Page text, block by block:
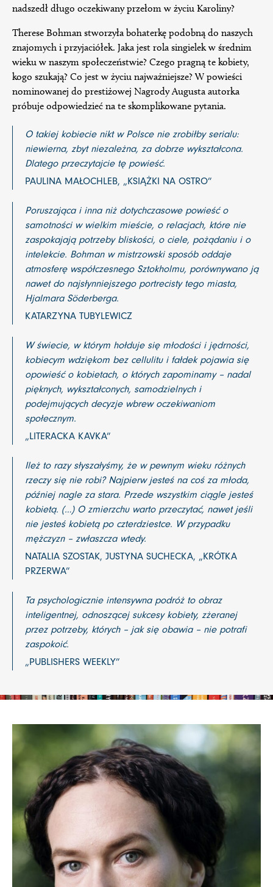
nadszedł długo oczekiwany przełom w życiu Karoliny?
Therese Bohman stworzyła bohaterkę podobną do naszych
znajomych i przyjaciółek. Jaka jest rola singielek w średnim
wieku w naszym społeczeństwie? Czego pragną te kobiety,
kogo szukają? Co jest w życiu najważniejsze? W powieści
nominowanej do prestiżowej Nagrody Augusta autorka
próbuje odpowiedzieć na te skomplikowane pytania.
O takiej kobiecie nikt w Polsce nie zrobiłby serialu:
niewierna, zbyt niezależna, za dobrze wykształcona.
Dlatego przeczytajcie tę powieść.
PAULINA MAŁOCHLEB, „KSIĄŻKI NA OSTRO”
Poruszająca i inna niż dotychczasowe powieść o
samotności w wielkim mieście, o relacjach, które nie
zaspokajają potrzeby bliskości, o ciele, pożądaniu i o
intelekcie. Bohman w mistrzowski sposób oddaje
atmosferę współczesnego Sztokholmu, porównywano ją
nawet do najsłynniejszego portrecisty tego miasta,
Hjalmara Söderberga.
KATARZYNA TUBYLEWICZ
W świecie, w którym hołduje się młodości i jędrności,
kobiecym wdziękom bez cellulitu i fałdek pojawia się
opowieść o kobietach, o których zapominamy – nadal
pięknych, wykształconych, samodzielnych i
podejmujących decyzje wbrew oczekiwaniom
społecznym.
„LITERACKA KAVKA”
Ileż to razy słyszałyśmy, że w pewnym wieku różnych
rzeczy się nie robi? Najpierw jesteś na coś za młoda,
później nagle za stara. Przede wszystkim ciągle jesteś
kobietą. (…) O zmierzchu warto przeczytać, nawet jeśli
nie jesteś kobietą po czterdziestce. W przypadku
mężczyzn – zwłaszcza wtedy.
NATALIA SZOSTAK, JUSTYNA SUCHECKA, „KRÓTKA
PRZERWA”
Ta psychologicznie intensywna podróż to obraz
inteligentnej, odnoszącej sukcesy kobiety, zżeranej
przez potrzeby, których – jak się obawia – nie potrafi
zaspokoić.
„PUBLISHERS WEEKLY”